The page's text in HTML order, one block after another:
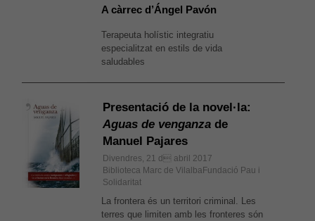
A càrrec d’Ángel Pavón
Terapeuta holístic integratiu
especialitzat en estils de vida
saludables
Presentació de la novel·la:
Aguas de venganzade
Manuel Pajares
Divendres, 21 d abril 2017
Biblioteca Marc de VilalbaFundació Pau i
Solidaritat
La frontera és un territori criminal. Les
terres que limiten amb les fronteres són